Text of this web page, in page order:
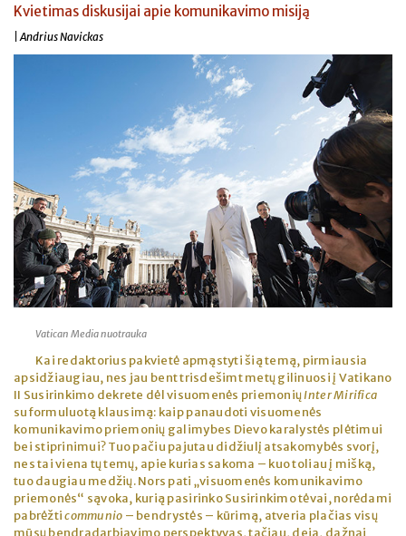
Kvietimas diskusijai apie komunikavimo misiją
| Andrius Navickas
Vatican Media nuotrauka
Kai redaktorius pakvietė apmąstyti šią temą, pirmiausia
apsidžiaugiau, nes jau bent trisdešimt metų gilinuosi į Vatikano
II Susirinkimo dekrete dėl visuomenės priemoniųInter Mirifica
suformuluotą klausimą: kaip panaudoti visuomenės
komunikavimo priemonių galimybes Dievo karalystės plėtimui
bei stiprinimui? Tuo pačiu pajutau didžiulį atsakomybės svorį,
nes tai viena tų temų, apie kurias sakoma – kuo toliau į mišką,
tuo daugiau medžių. Nors pati „visuomenės komunikavimo
priemonės“ sąvoka, kurią pasirinko Susirinkimo tėvai, norėdami
pabrėžticommunio – bendrystės – kūrimą, atveria plačias visų
mūsų bendradarbiavimo perspektyvas, tačiau, deja, dažnai